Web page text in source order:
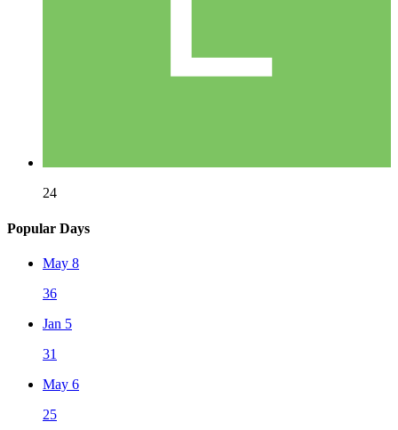
24
Popular Days
May 8
36
Jan 5
31
May 6
25